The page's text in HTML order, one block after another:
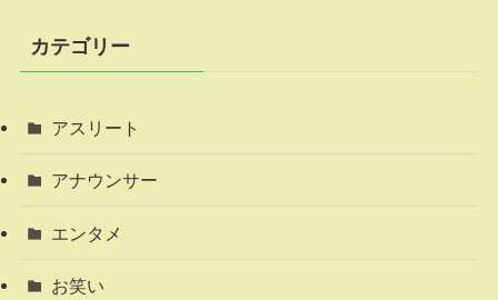
カテゴリー
アスリート
アナウンサー
エンタメ
お笑い